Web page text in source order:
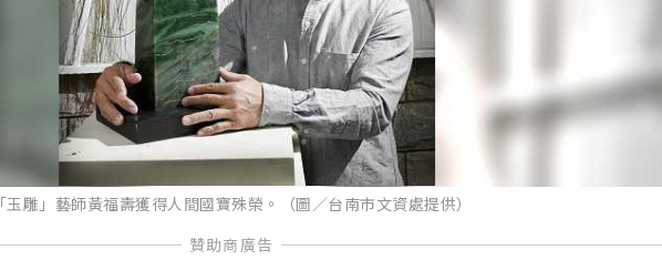
「玉雕」藝師黃福壽獲得人間國寶殊榮。（圖／台南市文資處提供）